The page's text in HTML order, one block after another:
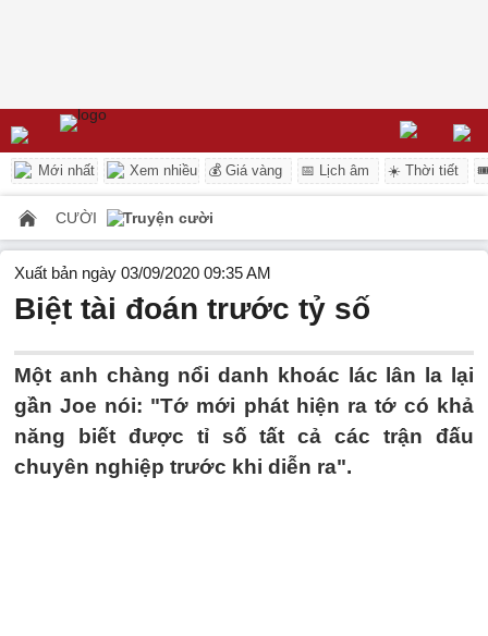
Mới nhất Xem nhiều 💰 Giá vàng 📅 Lịch âm ☀️ Thời tiết
CƯỜI Truyện cười
Xuất bản ngày 03/09/2020 09:35 AM
Biệt tài đoán trước tỷ số
Một anh chàng nổi danh khoác lác lân la lại
gần Joe nói: "Tớ mới phát hiện ra tớ có khả
năng biết được tỉ số tất cả các trận đấu
chuyên nghiệp trước khi diễn ra".